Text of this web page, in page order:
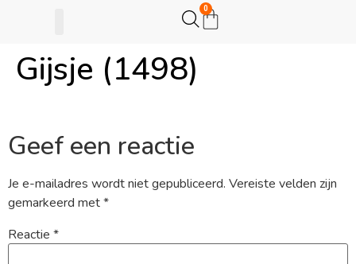
0
Gijsje (1498)
Geef een reactie
Je e-mailadres wordt niet gepubliceerd. Vereiste velden zijn
gemarkeerd met*
Reactie *